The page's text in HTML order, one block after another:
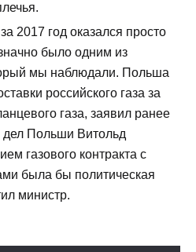
2017 год оказался просто
было одним из
мы наблюдали. Польша
российского газа за
газа, заявил ранее
дел Польши Витольд
газового контракта с
была бы политическая
министр.